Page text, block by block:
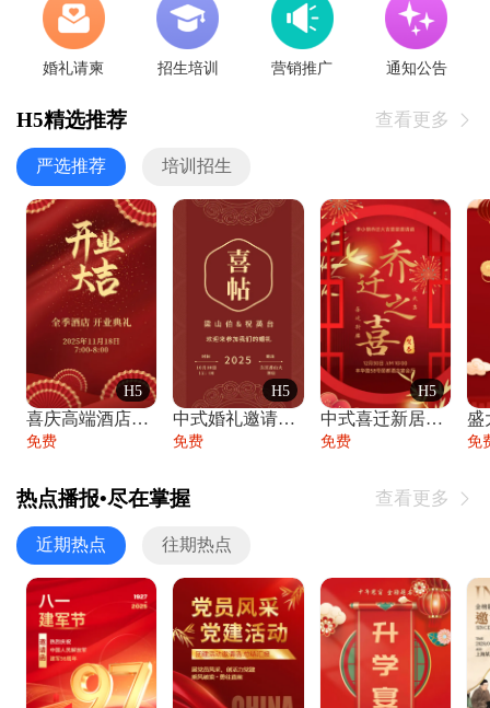
婚礼请柬 招生培训 营销推广 通知公告
H5精选推荐 查看更多 
严选推荐 培训招生
H5
喜庆高端酒店开业大吉邀请函
免费
H5
中式婚礼邀请函中国风传统复古婚礼请柬请帖
免费
H5
中式喜迁新居乔迁之喜邀请函宴会请帖
免费 免
热点播报•尽在掌握 查看更多 
近期热点 往期热点